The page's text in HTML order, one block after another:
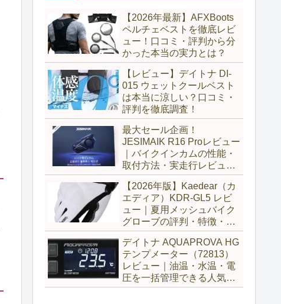
【2026年最新】AFXBoots
ペルチェベストを徹底レビ
ュー！口コミ・評判から分
かった本当の実力とは？
【レビュー】デイトナ DI-
015 ウェットクールベスト
は本当に涼しい？口コミ・
評判を徹底調査！
最大セール企画！
JESIMAIK R16 Proレビュー
｜バイクインカムの性能・
取付方法・実走行レビュー
とH6比較
【2026年版】Kaedear（カ
エディア）KDR-GL5 レビ
ュー｜夏用メッシュバイク
グローブの評判・特徴・サ
イズ感を徹底解説
デイトナ AQUAPROVA HG
テンプメーター（72813）
レビュー｜油温・水温・電
圧を一括管理できる人気メ
ーターを徹底評価